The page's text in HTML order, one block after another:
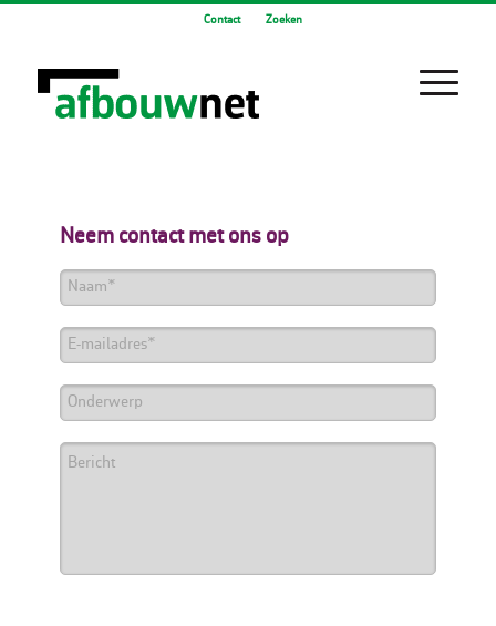
Contact Zoeken
Neem contact met ons op
Naam *
E-
Onderwerp